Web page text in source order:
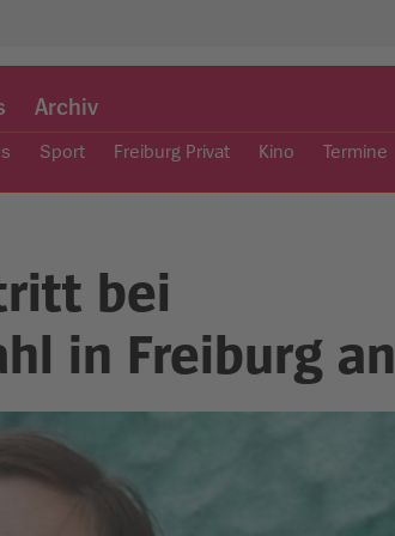
Archiv
Sport Freiburg Privat Kino Termine
bei
in Freiburg an